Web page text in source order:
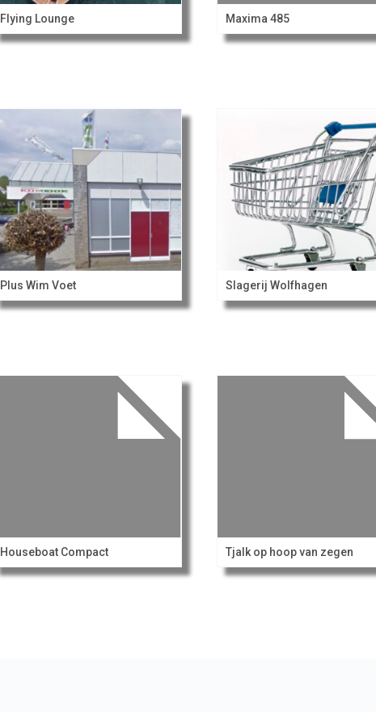
Flying Lounge Maxima 485
Plus Wim Voet Slagerij Wolfhagen
Houseboat Compact Tjalk op hoop van zegen